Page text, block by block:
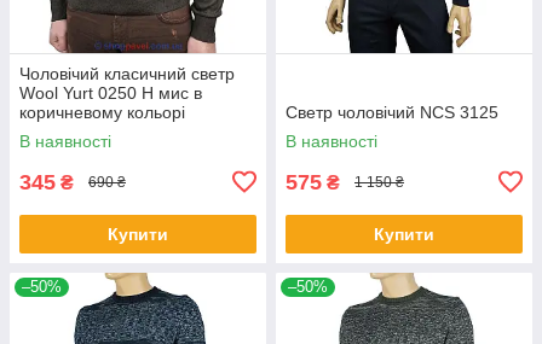
Чоловічий класичний светр
Wool Yurt 0250 Н мис в
коричневому кольорі
В наявності
345 ₴ 690 ₴
Купити
Светр чоловічий NCS 3125
В наявності
575 ₴ 1 150 ₴
Купити
–50% –50%